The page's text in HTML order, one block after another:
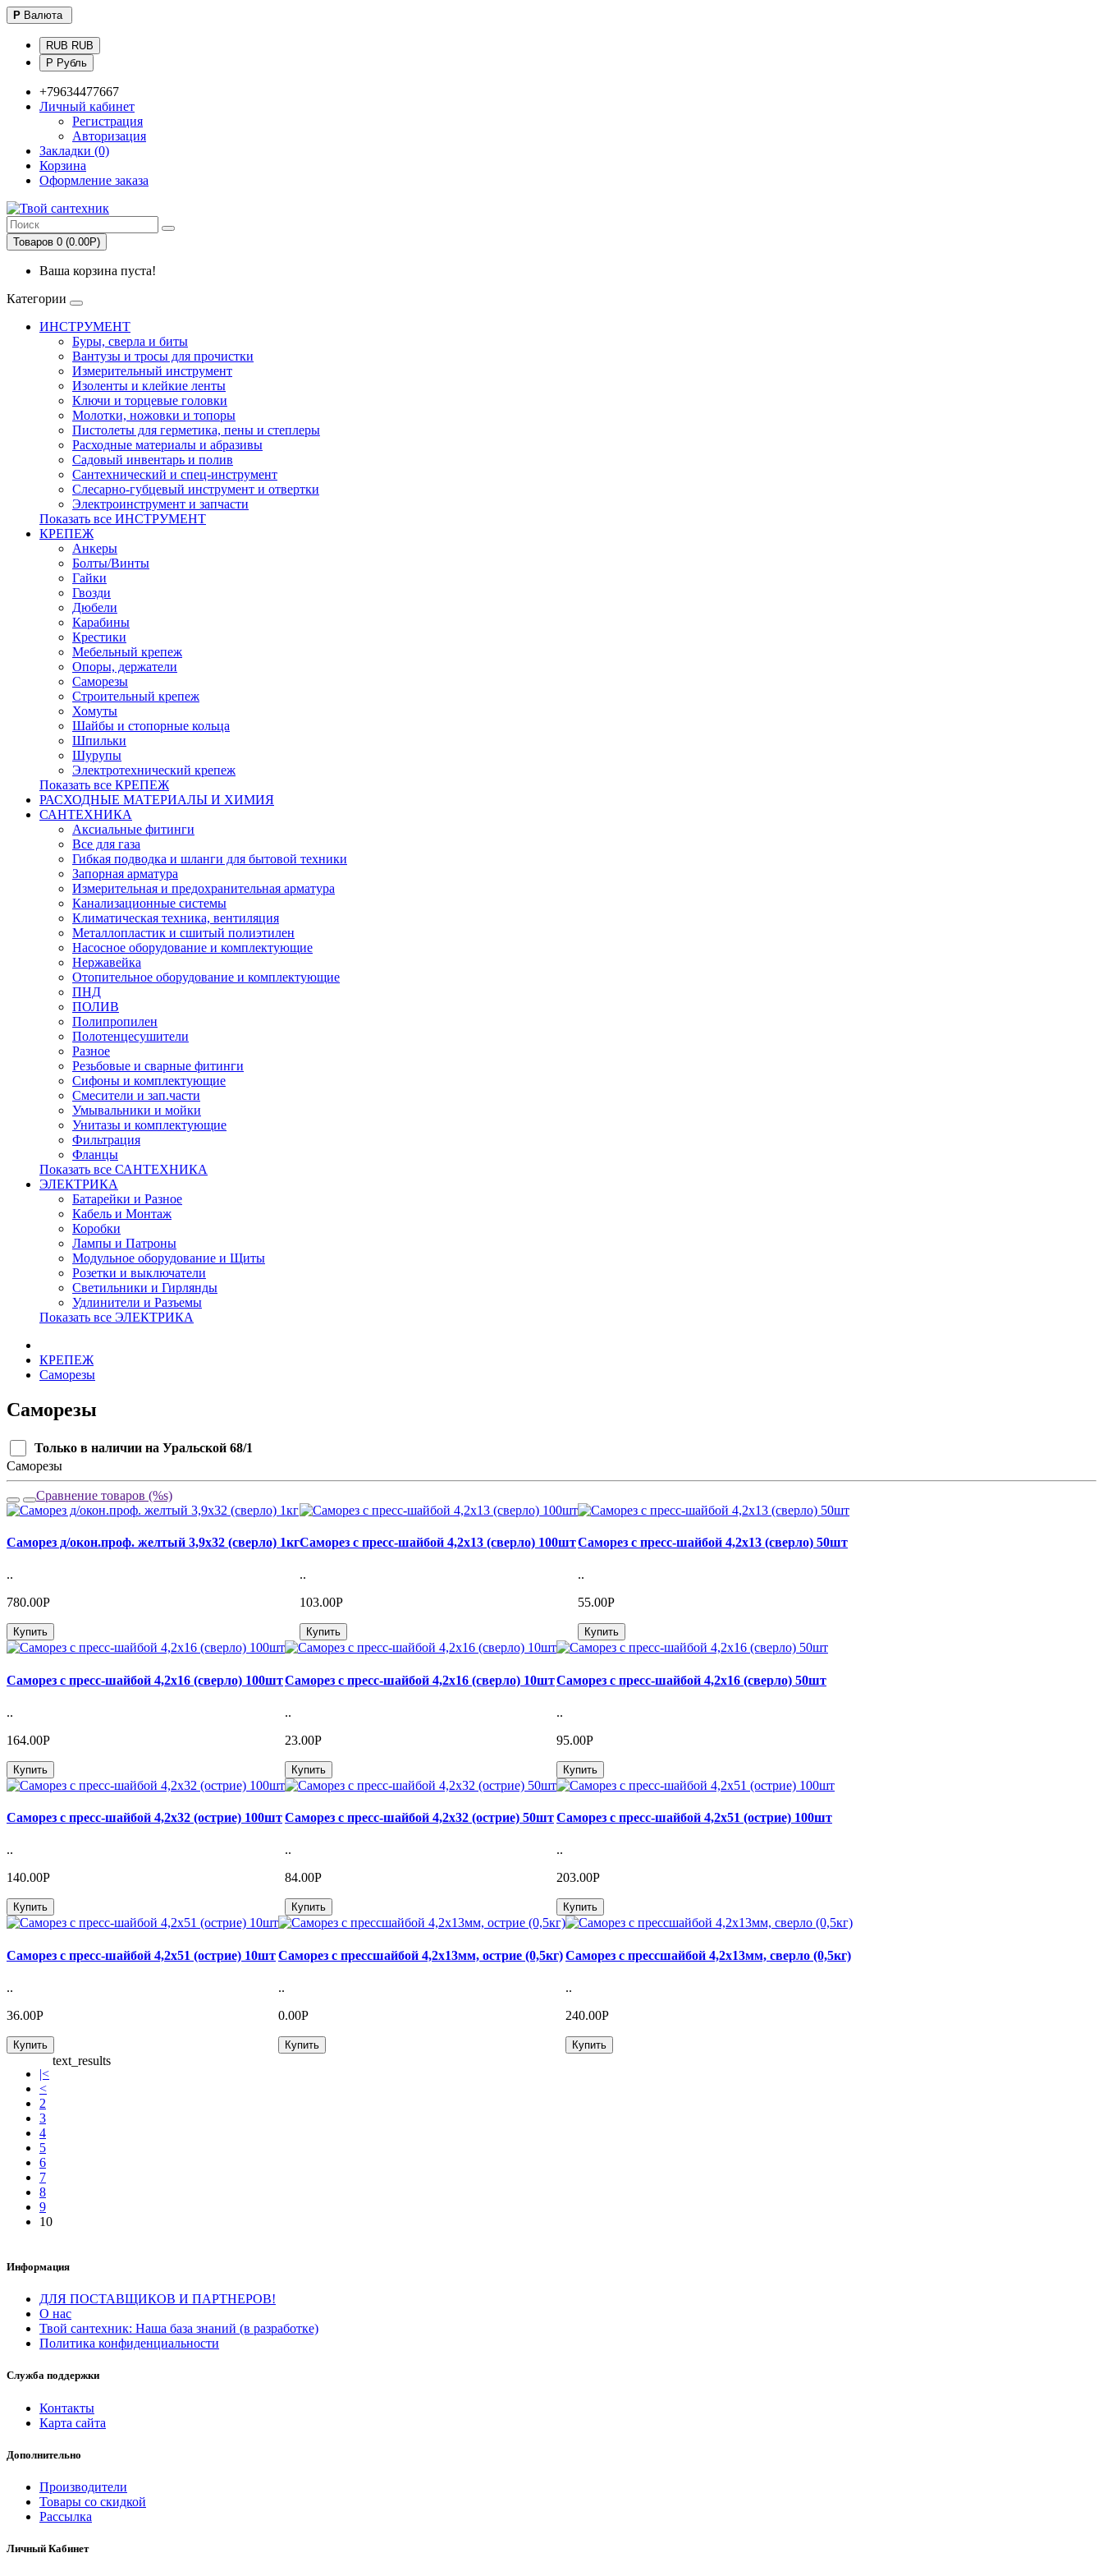
Р Валюта
RUB RUB
Р Рубль
+79634477667
Личный кабинет
Регистрация
Авторизация
Закладки (0)
Корзина
Оформление заказа
Товаров 0 (0.00Р)
Ваша корзина пуста!
Категории
ИНСТРУМЕНТ
Буры, сверла и биты
Вантузы и тросы для прочистки
Измерительный инструмент
Изоленты и клейкие ленты
Ключи и торцевые головки
Молотки, ножовки и топоры
Пистолеты для герметика, пены и степлеры
Расходные материалы и абразивы
Садовый инвентарь и полив
Сантехнический и спец-инструмент
Слесарно-губцевый инструмент и отвертки
Электроинструмент и запчасти
Показать все ИНСТРУМЕНТ
КРЕПЕЖ
Анкеры
Болты/Винты
Гайки
Гвозди
Дюбели
Карабины
Крестики
Мебельный крепеж
Опоры, держатели
Саморезы
Строительный крепеж
Хомуты
Шайбы и стопорные кольца
Шпильки
Шурупы
Электротехнический крепеж
Показать все КРЕПЕЖ
РАСХОДНЫЕ МАТЕРИАЛЫ И ХИМИЯ
САНТЕХНИКА
Аксиальные фитинги
Все для газа
Гибкая подводка и шланги для бытовой техники
Запорная арматура
Измерительная и предохранительная арматура
Канализационные системы
Климатическая техника, вентиляция
Металлопластик и сшитый полиэтилен
Насосное оборудование и комплектующие
Нержавейка
Отопительное оборудование и комплектующие
ПНД
ПОЛИВ
Полипропилен
Полотенцесушители
Разное
Резьбовые и сварные фитинги
Сифоны и комплектующие
Смесители и зап.части
Умывальники и мойки
Унитазы и комплектующие
Фильтрация
Фланцы
Показать все САНТЕХНИКА
ЭЛЕКТРИКА
Батарейки и Разное
Кабель и Монтаж
Коробки
Лампы и Патроны
Модульное оборудование и Щиты
Розетки и выключатели
Светильники и Гирлянды
Удлинители и Разъемы
Показать все ЭЛЕКТРИКА
КРЕПЕЖ
Саморезы
Саморезы
Только в наличии на Уральской 68/1
Саморезы
Сравнение товаров (%s)
Саморез д/окон.проф. желтый 3,9х32 (сверло) 1кг
..
780.00Р
Купить
Саморез с пресс-шайбой 4,2х13 (сверло) 100шт
..
103.00Р
Купить
Саморез с пресс-шайбой 4,2х13 (сверло) 50шт
..
55.00Р
Купить
Саморез с пресс-шайбой 4,2х16 (сверло) 100шт
..
164.00Р
Купить
Саморез с пресс-шайбой 4,2х16 (сверло) 10шт
..
23.00Р
Купить
Саморез с пресс-шайбой 4,2х16 (сверло) 50шт
..
95.00Р
Купить
Саморез с пресс-шайбой 4,2х32 (острие) 100шт
..
140.00Р
Купить
Саморез с пресс-шайбой 4,2х32 (острие) 50шт
..
84.00Р
Купить
Саморез с пресс-шайбой 4,2х51 (острие) 100шт
..
203.00Р
Купить
Саморез с пресс-шайбой 4,2х51 (острие) 10шт
..
36.00Р
Купить
Саморез с прессшайбой 4,2х13мм, острие (0,5кг)
..
0.00Р
Купить
Саморез с прессшайбой 4,2х13мм, сверло (0,5кг)
..
240.00Р
Купить
|<
<
2
3
4
5
6
7
8
9
10
text_results
Информация
ДЛЯ ПОСТАВЩИКОВ И ПАРТНЕРОВ!
О нас
Твой сантехник: Наша база знаний (в разработке)
Политика конфиденциальности
Служба поддержки
Контакты
Карта сайта
Дополнительно
Производители
Товары со скидкой
Рассылка
Личный Кабинет